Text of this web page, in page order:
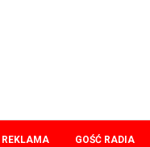
REKLAMA GOŚĆ RADIA